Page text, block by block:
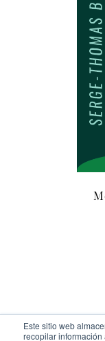
Este sitio web
recopilar información